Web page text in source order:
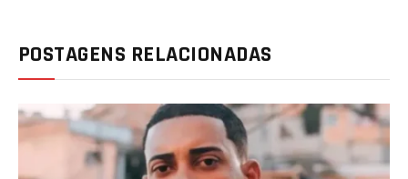
POSTAGENS RELACIONADAS